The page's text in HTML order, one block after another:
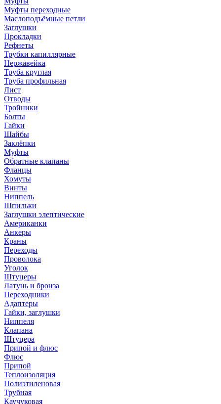
Муфты переходные
Маслоподъёмные петли
Заглушки
Прокладки
Рефнеты
Трубки капиллярные
Нержавейка
Труба круглая
Труба профильная
Лист
Отводы
Тройники
Болты
Гайки
Шайбы
Заклёпки
Муфты
Обратные клапаны
Фланцы
Хомуты
Винты
Ниппель
Шпильки
Заглушки элептические
Американки
Анкеры
Краны
Переходы
Проволока
Уголок
Штуцеры
Латунь и бронза
Переходники
Адаптеры
Гайки, заглушки
Ниппеля
Клапана
Штуцера
Припой и флюс
Флюс
Припой
Теплоизоляция
Полиэтиленовая
Трубная
Каучуковая